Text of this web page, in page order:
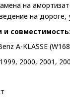
на
на дороге,
и совместимость:
A-KLASSE
2000, 2001,